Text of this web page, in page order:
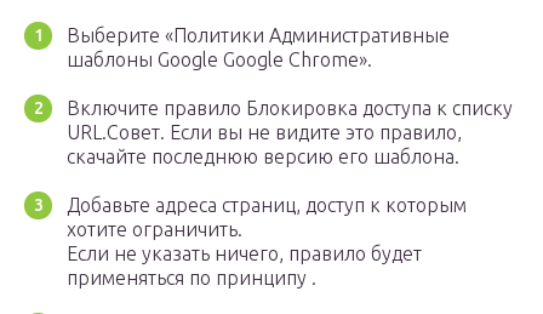
Выберите «Политики Административные
шаблоны Google Google Chrome».
Включите правило Блокировка доступа к списку
URL.Совет. Если вы не видите это правило,
скачайте последнюю версию его шаблона.
Добавьте адреса страниц, доступ к которым
хотите ограничить.
Если не указать ничего, правило будет
применяться по принципу .